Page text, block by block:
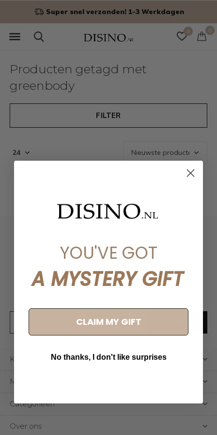
0 0
Super snel verzonden! 1-3 Werkdagen
Producten getagd met
greenbody
FILTER
Meld je aan voor onze
nieuwsbrief
Klantenservice
Mijn account
Categorieën
Over ons
YOU'VE GOT
A MYSTERY GIFT
CLAIM MY GIFT
No thanks, I don't like surprises